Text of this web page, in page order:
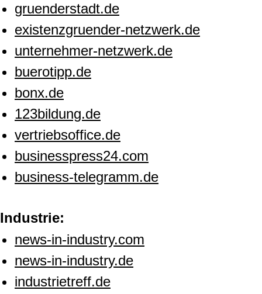
gruenderstadt.de
existenzgruender-netzwerk.de
unternehmer-netzwerk.de
buerotipp.de
bonx.de
123bildung.de
vertriebsoffice.de
businesspress24.com
business-telegramm.de
Industrie:
news-in-industry.com
news-in-industry.de
industrietreff.de